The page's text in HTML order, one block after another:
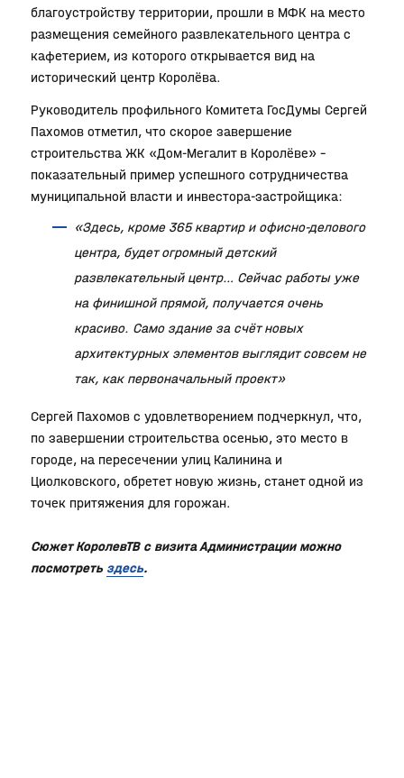
благоустройству территории, прошли в МФК на место
размещения семейного развлекательного центра с
кафетерием, из которого открывается вид на
исторический центр Королёва.
Руководитель профильного Комитета ГосДумы Сергей
Пахомов отметил, что скорое завершение
строительства ЖК «Дом-Мегалит в Королёве» –
показательный пример успешного сотрудничества
муниципальной власти и инвестора-застройщика:
«Здесь, кроме 365 квартир и офисно-делового
центра, будет огромный детский
развлекательный центр… Сейчас работы уже
на финишной прямой, получается очень
красиво. Само здание за счёт новых
архитектурных элементов выглядит совсем не
так, как первоначальный проект»
Сергей Пахомов с удовлетворением подчеркнул, что,
по завершении строительства осенью, это место в
городе, на пересечении улиц Калинина и
Циолковского, обретет новую жизнь, станет одной из
точек притяжения для горожан.
Сюжет КоролевТВ с визита Администрации можно
посмотреть здесь.